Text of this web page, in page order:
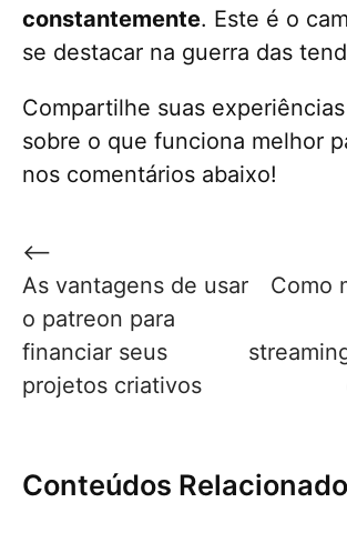
constantemente. Este é o
se destacar na guerra das
Compartilhe suas
sobre o que funciona melhor
nos comentários abaixo!
Navegação
de
Post
⟵
As vantagens de usar
o patreon para
financiar seus
projetos criativos
Como
Conteúdos